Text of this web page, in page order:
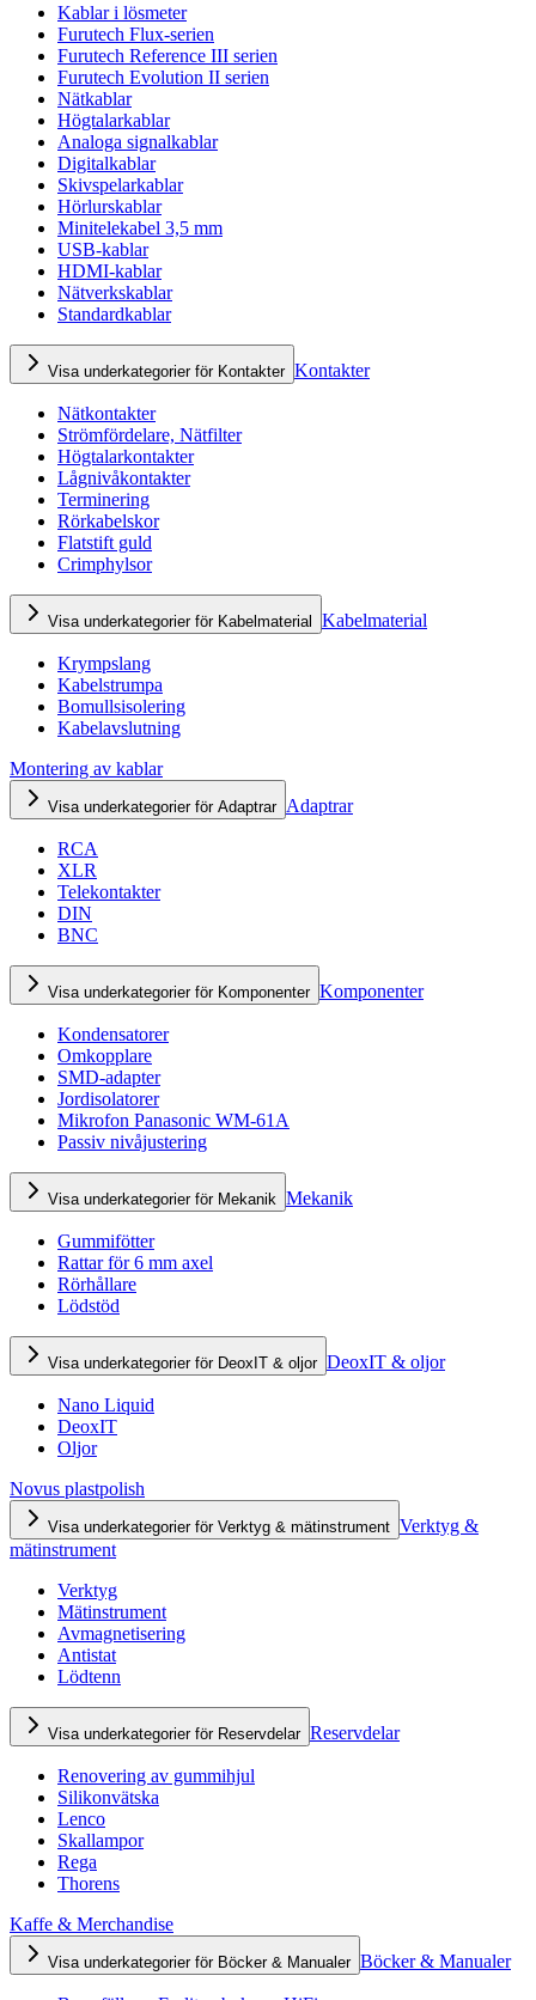
Kablar i lösmeter
Furutech Flux-serien
Furutech Reference III serien
Furutech Evolution II serien
Nätkablar
Högtalarkablar
Analoga signalkablar
Digitalkablar
Skivspelarkablar
Hörlurskablar
Minitelekabel 3,5 mm
USB-kablar
HDMI-kablar
Nätverkskablar
Standardkablar
Visa underkategorier för Kontakter Kontakter
Nätkontakter
Strömfördelare, Nätfilter
Högtalarkontakter
Lågnivåkontakter
Terminering
Rörkabelskor
Flatstift guld
Crimphylsor
Visa underkategorier för Kabelmaterial Kabelmaterial
Krympslang
Kabelstrumpa
Bomullsisolering
Kabelavslutning
Montering av kablar
Visa underkategorier för Adaptrar Adaptrar
RCA
XLR
Telekontakter
DIN
BNC
Visa underkategorier för Komponenter Komponenter
Kondensatorer
Omkopplare
SMD-adapter
Jordisolatorer
Mikrofon Panasonic WM-61A
Passiv nivåjustering
Visa underkategorier för Mekanik Mekanik
Gummifötter
Rattar för 6 mm axel
Rörhållare
Lödstöd
Visa underkategorier för DeoxIT & oljor DeoxIT & oljor
Nano Liquid
DeoxIT
Oljor
Novus plastpolish
Visa underkategorier för Verktyg & mätinstrument Verktyg &
mätinstrument
Verktyg
Mätinstrument
Avmagnetisering
Antistat
Lödtenn
Visa underkategorier för Reservdelar Reservdelar
Renovering av gummihjul
Silikonvätska
Lenco
Skallampor
Rega
Thorens
Kaffe & Merchandise
Visa underkategorier för Böcker & Manualer Böcker & Manualer